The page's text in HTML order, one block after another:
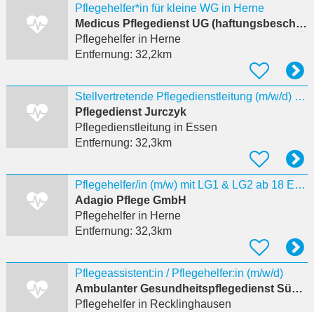
Pflegehelfer*in für kleine WG in Herne
Medicus Pflegedienst UG (haftungsbeschränkt) Christiane Hülsmann
Pflegehelferin Herne
Entfernung: 32,2km
Stellvertretende Pflegedienstleitung (m/w/d) ambulante Pflege
Pflegedienst Jurczyk
Pflegedienstleitung in Essen
Entfernung: 32,3km
Pflegehelfer/in (m/w) mit LG1 & LG2 ab 18 EUR/Std. in Herne
Adagio Pflege GmbH
Pflegehelferin Herne
Entfernung: 32,3km
Pflegeassistent:in / Pflegehelfer:in (m/w/d)
Ambulanter Gesundheitspflegedienst Süd GmbH
Pflegehelferin Recklinghausen